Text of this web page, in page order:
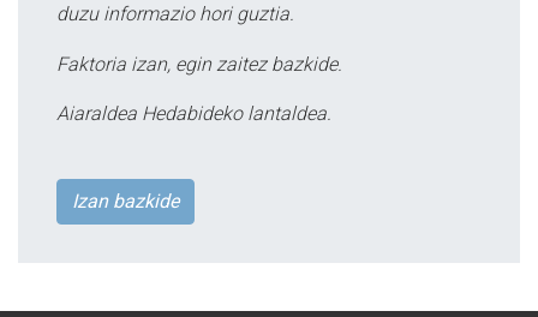
duzu informazio hori guztia.
Faktoria izan, egin zaitez bazkide.
Aiaraldea Hedabideko lantaldea.
Izan bazkide